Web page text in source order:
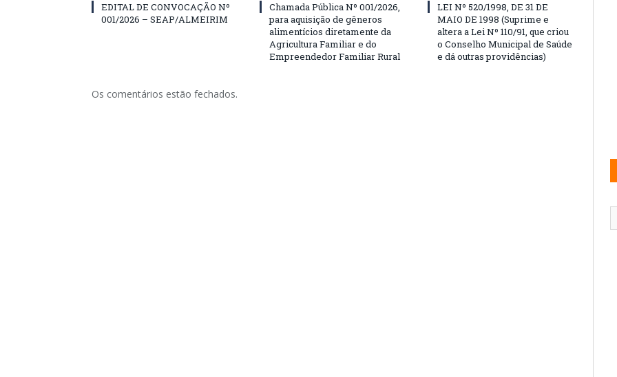
EDITAL DE CONVOCAÇÃO Nº
001/2026 – SEAP/ALMEIRIM
Chamada Pública Nº 001/2026,
para aquisição de gêneros
alimentícios diretamente da
Agricultura Familiar e do
Empreendedor Familiar Rural
LEI Nº 520/1998, DE 31 DE
MAIO DE 1998 (Suprime e
altera a Lei Nº 110/91, que criou
o Conselho Municipal de Saúde
e dá outras providências)
Os comentários estão fechados.